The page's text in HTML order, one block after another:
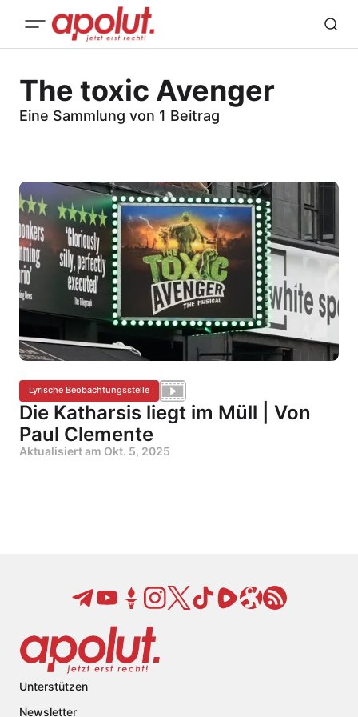
The toxic Avenger
Eine Sammlung von 1 Beitrag
Lyrische Beobachtungsstelle
Die Katharsis liegt im Müll | Von
Paul Clemente
Aktualisiert am Okt. 5, 2025
Unterstützen
Newsletter